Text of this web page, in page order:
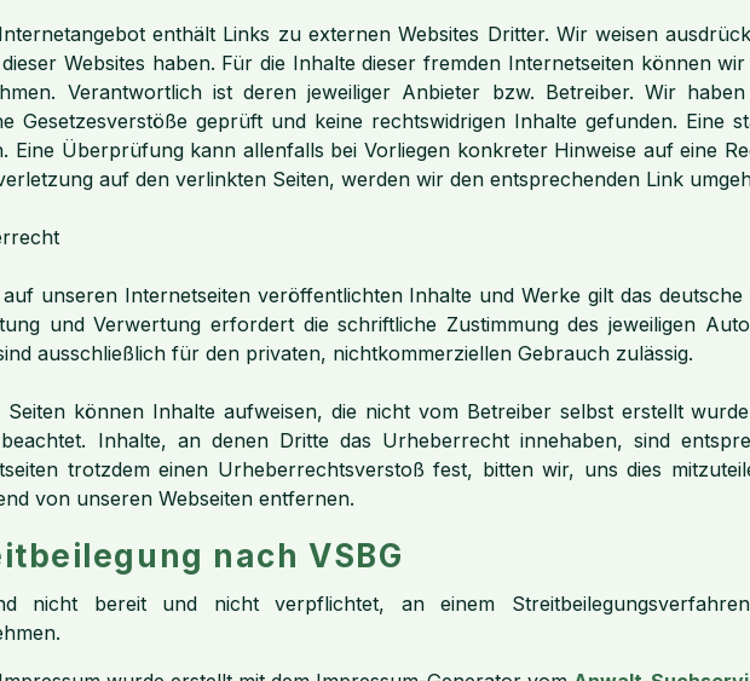
enthält Links zu externen Websites Dritter. Wir weisen
Websites haben. Für die Inhalte dieser fremden Internetseiten können
Verantwortlich ist deren jeweiliger Anbieter bzw. Betreiber. Wir
Gesetzesverstöße geprüft und keine rechtswidrigen Inhalte gefunden. Eine
Eine Überprüfung kann allenfalls bei Vorliegen konkreter Hinweise auf eine
auf den verlinkten Seiten, werden wir den entsprechenden Link
unseren Internetseiten veröffentlichten Inhalte und Werke gilt das
und Verwertung erfordert die schriftliche Zustimmung des jeweiligen
ausschließlich für den privaten, nichtkommerziellen Gebrauch zulässig.
Seiten können Inhalte aufweisen, die nicht vom Betreiber selbst erstellt
Inhalte, an denen Dritte das Urheberrecht innehaben, sind
trotzdem einen Urheberrechtsverstoß fest, bitten wir, uns dies
von unseren Webseiten entfernen.
nach VSBG
nicht bereit und nicht verpflichtet, an einem